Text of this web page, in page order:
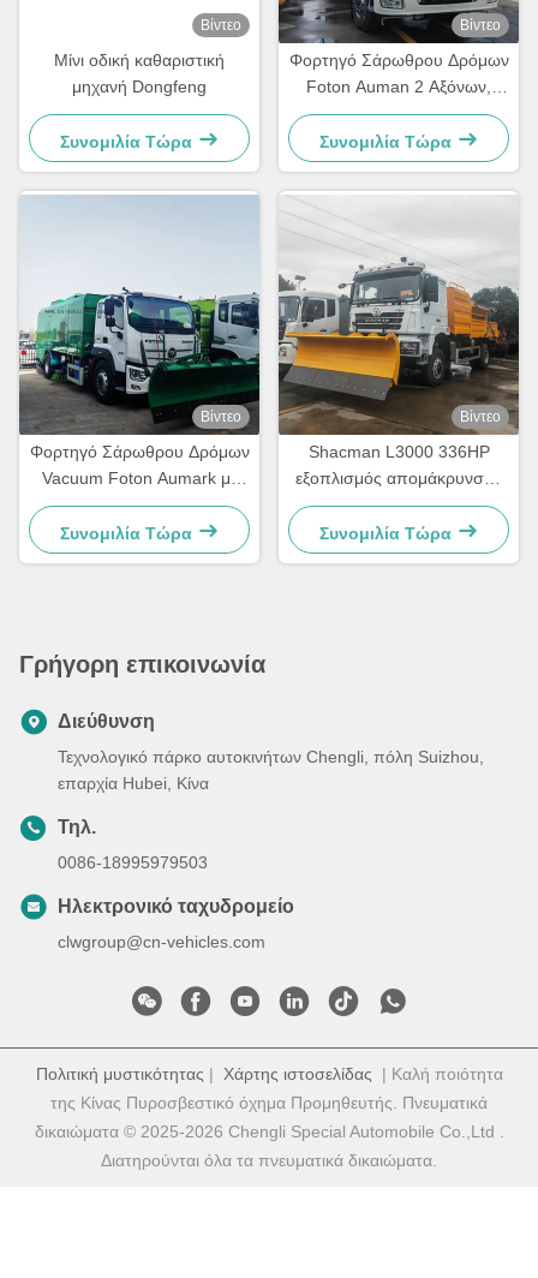
Βίντεο
Μίνι οδική καθαριστική
μηχανή Dongfeng
Συνομιλία Τώρα
Βίντεο
Φορτηγό Σάρωθρου Δρόμων
Foton Auman 2 Αξόνων,
Φορτηγό Σάρωθρου Δρόμων
με Σύστημα Αναρρόφησης
Συνομιλία Τώρα
Βίντεο
Φορτηγό Σάρωθρου Δρόμων
Vacuum Foton Aumark με
Εκχιονιστικό
Συνομιλία Τώρα
Βίντεο
Shacman L3000 336HP
εξοπλισμός απομάκρυνσης
χιονότρυπας φτυάρι
αυτοκίνητο
χιονοκαθαριστήρας φορτηγό
Συνομιλία Τώρα
Γρήγορη επικοινωνία
Διεύθυνση
Τεχνολογικό πάρκο αυτοκινήτων Chengli, πόλη Suizhou,
επαρχία Hubei, Κίνα
Τηλ.
0086-18995979503
Ηλεκτρονικό ταχυδρομείο
clwgroup@cn-vehicles.com
Πολιτική μυστικότητας | Χάρτης ιστοσελίδας | Καλή ποιότητα
της Κίνας Πυροσβεστικό όχημα Προμηθευτής. Πνευματικά
δικαιώματα © 2025-2026 Chengli Special Automobile Co.,Ltd .
Διατηρούνται όλα τα πνευματικά δικαιώματα.